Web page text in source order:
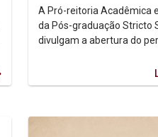
A Pró-reitoria Acadêmica
da Pós-graduação Stricto
divulgam a abertura do